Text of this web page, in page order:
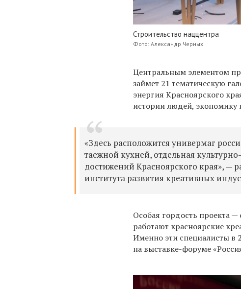
Строительство наццентра
Фото: Александр Черных
Центральным элементом
займет 21 тематическую
энергия Красноярского
истории людей, экономику
«Здесь расположится универмаг
таежной кухней, отдельная
достижений Красноярского края», —
института развития креативных
Особая гордость проекта
работают красноярские
Именно эти специалисты в
на выставке-форуме